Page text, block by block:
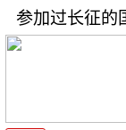
参加过长征的